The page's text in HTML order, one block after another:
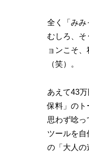
全く「みみ
むしろ、そ
ョンこそ
（笑）。
あえて43
保料」のト
思わず唸っ
ツールを自
の「大人の